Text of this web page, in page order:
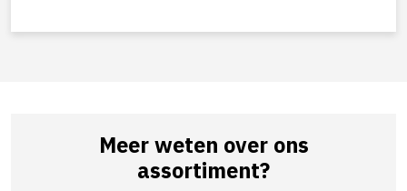
Meer weten over ons
assortiment?